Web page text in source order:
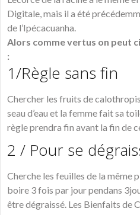
Digitale, mais il a été
de l’Ipécacuanha.
Alors comme vertus on peut
:
1/Règle sans fin
Chercher les fruits de
seau d’eau et la femme fait sa
règle prendra fin avant la fin de
2 / Pour se
Cherche les feuilles de la même
boire 3 fois par jour pendans
être dégraissé. Les Bienfaits de